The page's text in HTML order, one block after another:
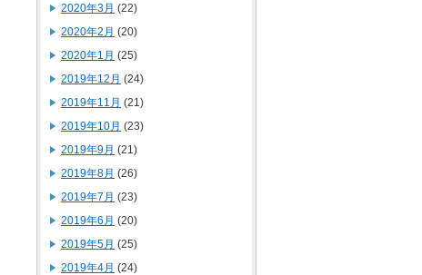
2020年3月 (22)
2020年2月 (20)
2020年1月 (25)
2019年12月 (24)
2019年11月 (21)
2019年10月 (23)
2019年9月 (21)
2019年8月 (26)
2019年7月 (23)
2019年6月 (20)
2019年5月 (25)
2019年4月 (24)